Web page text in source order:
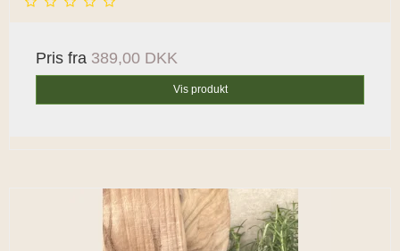
Pris fra 389,00 DKK
Vis produkt